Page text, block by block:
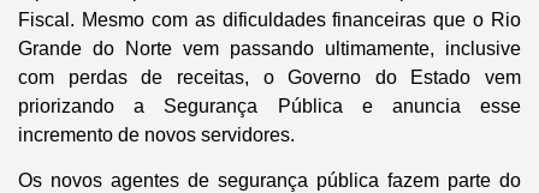
Fiscal. Mesmo com as dificuldades financeiras que o Rio
Grande do Norte vem passando ultimamente, inclusive
com perdas de receitas, o Governo do Estado vem
priorizando a Segurança Pública e anuncia esse
incremento de novos servidores.
Os novos agentes de segurança pública fazem parte do